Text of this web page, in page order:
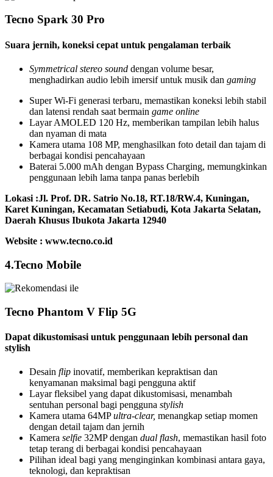
Tecno Spark 30 Pro
Suara jernih, koneksi cepat untuk pengalaman terbaik
Symmetrical stereo sound dengan volume besar,
menghadirkan audio lebih imersif untuk musik dan gaming
Super Wi-Fi generasi terbaru, memastikan koneksi lebih stabil
dan latensi rendah saat bermain game online
Layar AMOLED 120 Hz, memberikan tampilan lebih halus
dan nyaman di mata
Kamera utama 108 MP, menghasilkan foto detail dan tajam di
berbagai kondisi pencahayaan
Baterai 5.000 mAh dengan Bypass Charging, memungkinkan
penggunaan lebih lama tanpa panas berlebih
Lokasi :Jl. Prof. DR. Satrio No.18, RT.18/RW.4, Kuningan,
Karet Kuningan, Kecamatan Setiabudi, Kota Jakarta Selatan,
Daerah Khusus Ibukota Jakarta 12940
Website : www.tecno.co.id
4.Tecno Mobile
Tecno Phantom V Flip 5G
Dapat dikustomisasi untuk penggunaan lebih personal dan
stylish
Desain flip inovatif, memberikan kepraktisan dan
kenyamanan maksimal bagi pengguna aktif
Layar fleksibel yang dapat dikustomisasi, menambah
sentuhan personal bagi pengguna stylish
Kamera utama 64MPultra-clear, menangkap setiap momen
dengan detail tajam dan jernih
Kamera selfie 32MP dengan dual flash, memastikan hasil foto
tetap terang di berbagai kondisi pencahayaan
Pilihan ideal bagi yang menginginkan kombinasi antara gaya,
teknologi, dan kepraktisan